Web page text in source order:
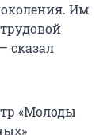
Им
сказал
«Молоды